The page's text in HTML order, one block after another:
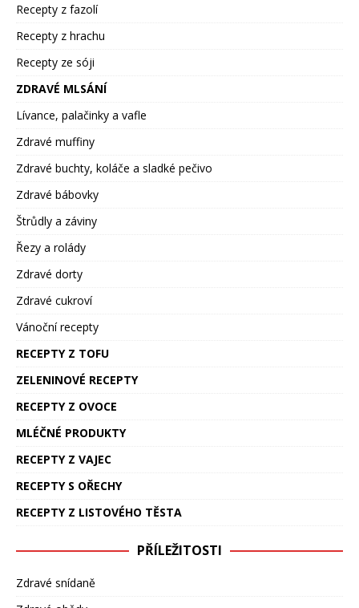
Recepty z fazolí
Recepty z hrachu
Recepty ze sóji
ZDRAVÉ MLSÁNÍ
Lívance, palačinky a vafle
Zdravé muffiny
Zdravé buchty, koláče a sladké pečivo
Zdravé bábovky
Štrůdly a záviny
Řezy a rolády
Zdravé dorty
Zdravé cukroví
Vánoční recepty
RECEPTY Z TOFU
ZELENINOVÉ RECEPTY
RECEPTY Z OVOCE
MLÉČNÉ PRODUKTY
RECEPTY Z VAJEC
RECEPTY S OŘECHY
RECEPTY Z LISTOVÉHO TĚSTA
PŘÍLEŽITOSTI
Zdravé snídaně